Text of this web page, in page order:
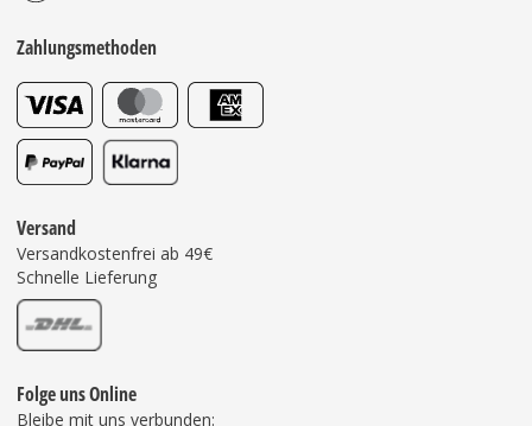
Zahlungsmethoden
Versand
Versandkostenfrei ab 49€
Schnelle Lieferung
Folge uns Online
Bleibe mit uns verbunden: